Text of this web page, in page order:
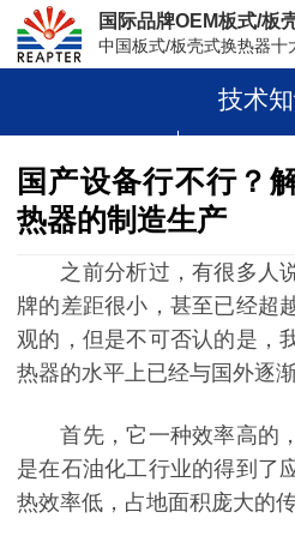
国际品牌OEM板式/板
中国板式/板壳式换热器十
板壳式换
技术
国产设备行不行？
热器的制造生产
之前分析过，有很多人
牌的差距很小，甚至已经超
观的，但是不可否认的是，
热器的水平上已经与国外逐渐
首先，它一种效率高的
是在石油化工行业的得到了
热效率低，占地面积庞大的